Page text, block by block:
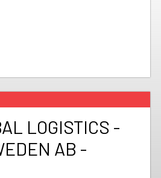
LOGISTICS -
AB -